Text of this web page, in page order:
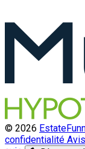
© 2026
confidentialité